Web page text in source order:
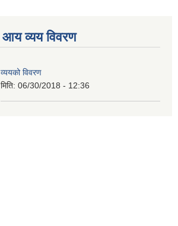
आय व्यय विवरण
व्ययको विवरण
मिति: 06/30/2018 - 12:36